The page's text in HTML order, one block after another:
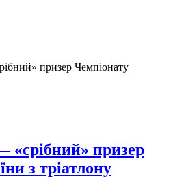
призер Чемпіонату
призер
з тріатлону